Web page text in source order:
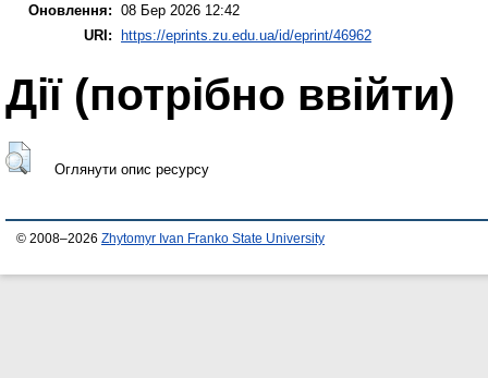
Оновлення: 08 Бер 2026 12:42
URI: https://eprints.zu.edu.ua/id/eprint/46962
Дії ​​(потрібно ввійти)
Оглянути опис ресурсу
© 2008–2026 Zhytomyr Ivan Franko State University